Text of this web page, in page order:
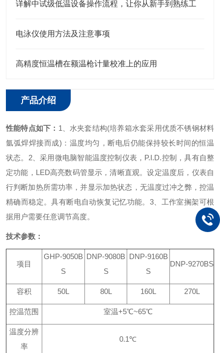
详解中试级低温设备操作流程，让你从新手到熟练工
电泳仪使用方法及注意事项
高精度恒温槽在额温枪计量校准上的应用
产品介绍
性能特点如下： 1、水夹套结构(培养箱水套采用优质不锈钢材料
氩弧焊焊接而成)：温度均匀，断电后仍能保持较长时间的恒温
状态。 2、采用微电脑智能温度控制仪表，P.I.D.控制，具有自整
定功能，LED高亮数码管显示，清晰直观。设定温度后，仪表自
行判断加热所需功率，并显示加热状态，无温度过冲之弊，控温
精确而稳定。具有断电自动恢复记忆功能。 3、工作室搁架可根
据用户需要任意调节高度。
技术参数：
项目
GHP-9050B
S
DNP-9080B
S
DNP-9160B
S
DNP-9270BS
容积 50L 80L 160L 270L
控温范围 室温+5℃~65℃
温度分辨
率
0.1℃